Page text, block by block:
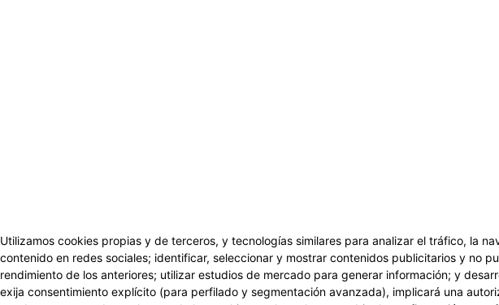
Utilizamos cookies propias y de terceros, y tecnologías similares para analizar el tráfico, la
contenido en redes sociales; identificar, seleccionar y mostrar contenidos publicitarios y no
rendimiento de los anteriores; utilizar estudios de mercado para generar información; y
exija consentimiento explícito (para perfilado y segmentación avanzada), implicará una